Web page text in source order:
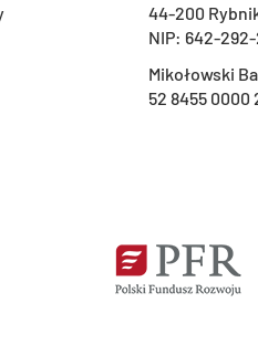
44-200
NIP: 642-
Mikołowski
52 8455 0000